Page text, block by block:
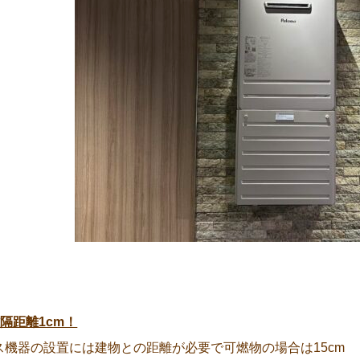
距離1cm！
機器の設置には建物との距離が必要で可燃物の場合は15cm